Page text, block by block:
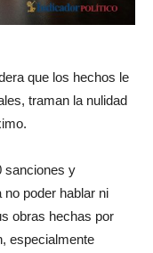
que los hechos le
traman la nulidad
sanciones y
poder hablar ni
obras hechas por
especialmente